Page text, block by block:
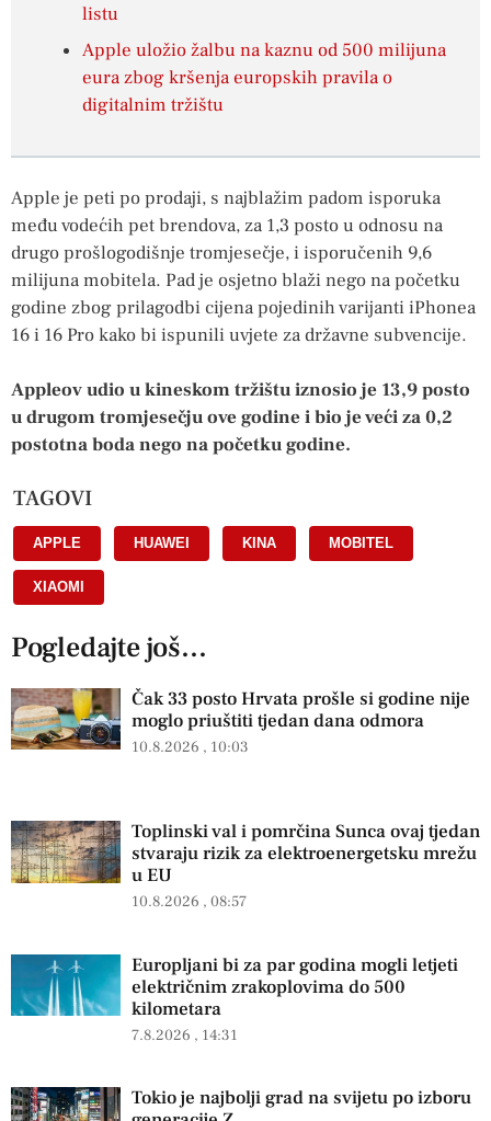
listu
Apple uložio žalbu na kaznu od 500 milijuna
eura zbog kršenja europskih pravila o
digitalnim tržištu
Apple je peti po prodaji, s najblažim padom isporuka
među vodećih pet brendova, za 1,3 posto u odnosu na
drugo prošlogodišnje tromjesečje, i isporučenih 9,6
milijuna mobitela. Pad je osjetno blaži nego na početku
godine zbog prilagodbi cijena pojedinih varijanti iPhonea
16 i 16 Pro kako bi ispunili uvjete za državne subvencije.
Appleov udio u kineskom tržištu iznosio je 13,9 posto
u drugom tromjesečju ove godine i bio je veći za 0,2
postotna boda nego na početku godine.
TAGOVI
APPLE HUAWEI KINA MOBITEL
XIAOMI
Pogledajte još...
Čak 33 posto Hrvata prošle si godine nije
moglo priuštiti tjedan dana odmora
10.8.2026 10:03
Toplinski val i pomrčina Sunca ovaj tjedan
stvaraju rizik za elektroenergetsku mrežu
u EU
10.8.2026 08:57
Europljani bi za par godina mogli letjeti
električnim zrakoplovima do 500
kilometara
7.8.2026 14:31
Tokio je najbolji grad na svijetu po izboru